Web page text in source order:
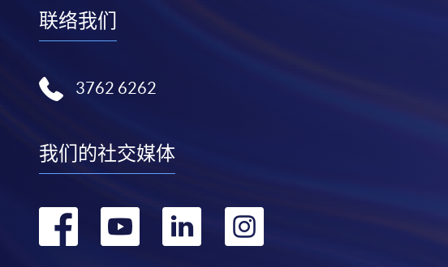
联络我们
3762 6262
我们的社交媒体
转 转 转 转